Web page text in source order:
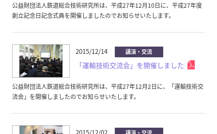
公益財団法人鉄道総合技術研究所は、平成27年12月10日に、平成27年度
創立記念日記念式典を開催しましたのでお知らせいたします。
2015/12/14 講演・交流
「運輸技術交流会」を開催しました
公益財団法人鉄道総合技術研究所は、平成27年12月2日に、「運輸技術交
流会」を開催しましたのでお知らせいたします。